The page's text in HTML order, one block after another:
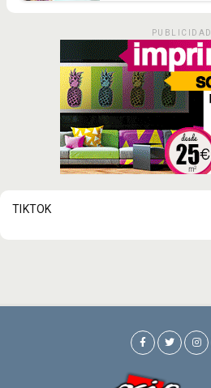
PUBLICIDAD
TIKTOK